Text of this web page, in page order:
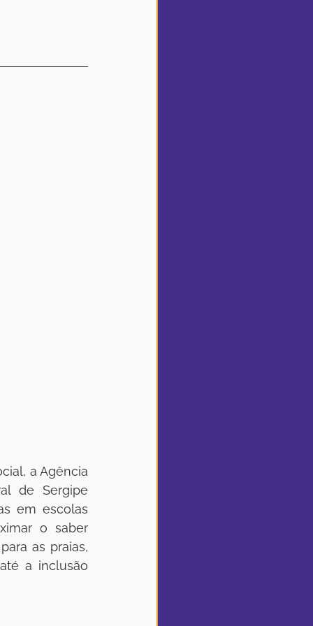
de Sergipe
em escolas
o saber
as praias,
a inclusão